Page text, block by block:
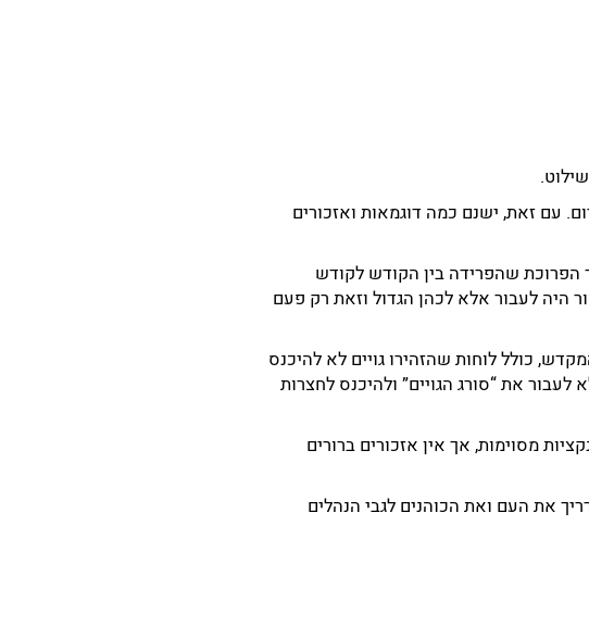
עם זאת, ישנם כמה דוגמאות ואזכורים
הפרוכת שהפרידה בין הקודש לקודש
לעבור אלא לכהן הגדול וזאת רק פעם
כולל לוחות שהזהירו גויים לא להיכנס
את “סורג הגויים” ולהיכנס לחצרות
מסוימות, אך אין אזכורים ברורים
את העם ואת הכוהנים לגבי הנהלים